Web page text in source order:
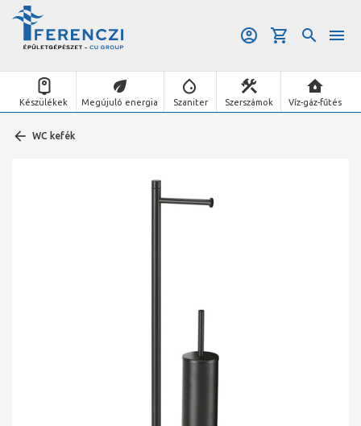
Készülékek Megújuló energia Szaniter Szerszámok Víz-gáz-fűtés
WC kefék